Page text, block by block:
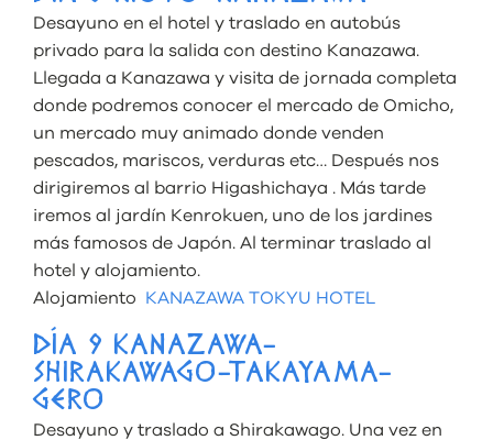
Desayuno en el hotel y traslado en autobús
privado para la salida con destino Kanazawa.
Llegada a Kanazawa y visita de jornada completa
donde podremos conocer el mercado de Omicho,
un mercado muy animado donde venden
pescados, mariscos, verduras etc… Después nos
dirigiremos al barrio Higashichaya . Más tarde
iremos al jardín Kenrokuen, uno de los jardines
más famosos de Japón. Al terminar traslado al
hotel y alojamiento.
Alojamiento
KANAZAWA TOKYU HOTEL
DÍA 9 KANAZAWA-
SHIRAKAWAGO-TAKAYAMA-
GERO
Desayuno y traslado a Shirakawago. Una vez en